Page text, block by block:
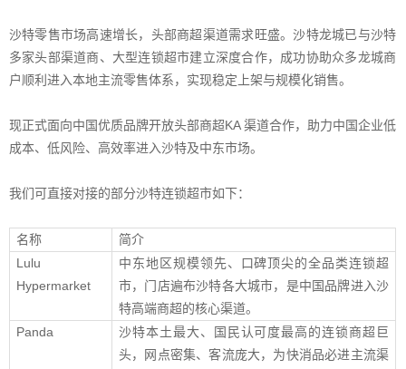
沙特零售市场高速增长，头部商超渠道需求旺盛。沙特龙城已与沙特
多家头部渠道商、大型连锁超市建立深度合作，成功协助众多龙城商
户顺利进入本地主流零售体系，实现稳定上架与规模化销售。
现正式面向中国优质品牌开放头部商超KA 渠道合作，助力中国企业低
成本、低风险、高效率进入沙特及中东市场。
我们可直接对接的部分沙特连锁超市如下：
名称
简介
Lulu
Hypermarket
中东地区规模领先、口碑顶尖的全品类连锁超
市，门店遍布沙特各大城市，是中国品牌进入沙
特高端商超的核心渠道。
Panda
沙特本土最大、国民认可度最高的连锁商超巨
头，网点密集、客流庞大，为快消品必进主流渠